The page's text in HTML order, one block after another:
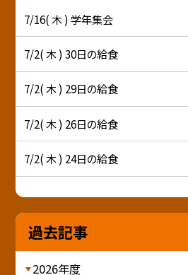
7/16( 木 ) 学年集会
7/2( 木 ) 30日の給食
7/2( 木 ) 29日の給食
7/2( 木 ) 26日の給食
7/2( 木 ) 24日の給食
過去記事
2026年度